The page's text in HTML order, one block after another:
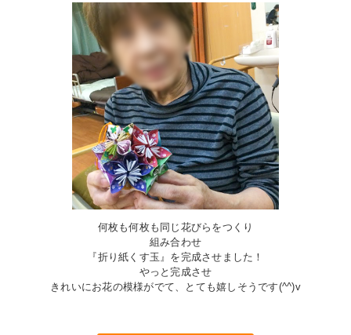
何枚も何枚も同じ花びらをつくり
組み合わせ
『折り紙くす玉』を完成させました！
やっと完成させ
きれいにお花の模様がでて、とても嬉しそうです(^^)v